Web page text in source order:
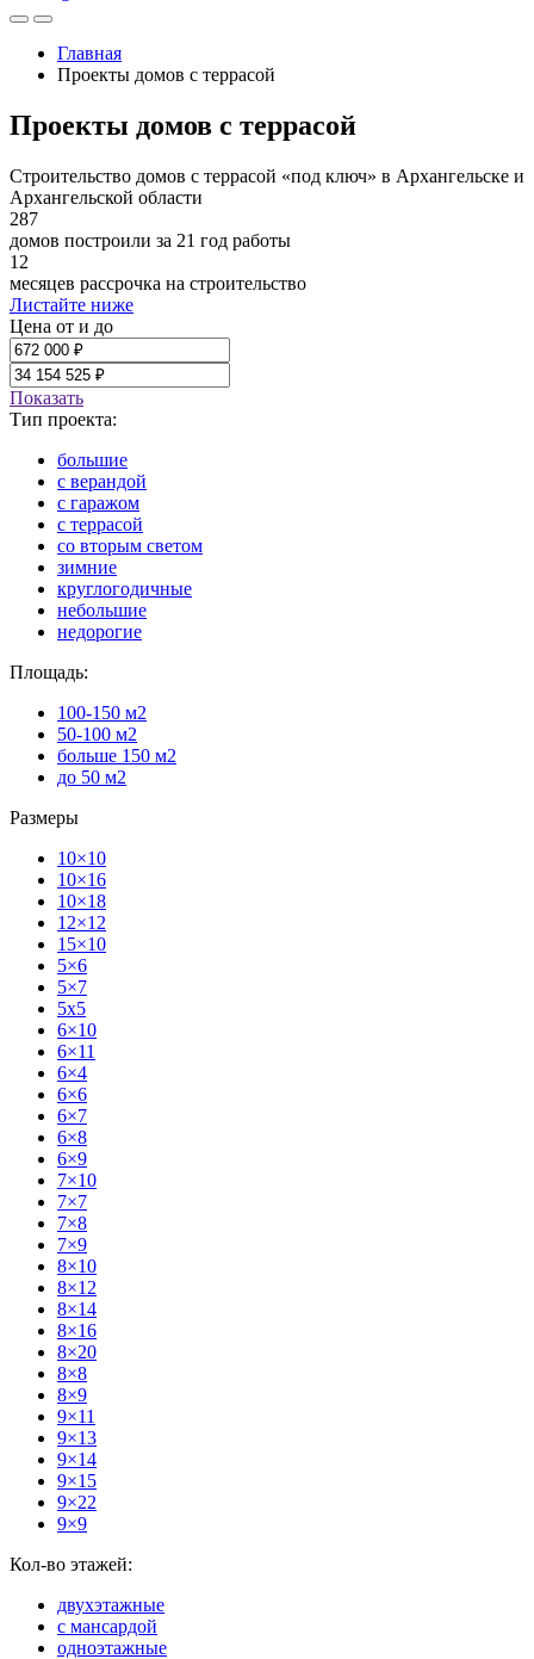
Главная
Проекты домов с террасой
Проекты домов с террасой
Строительство домов с террасой «под ключ» в Архангельске и
Архангельской области
287
домов построили за 21 год работы
12
месяцев рассрочка на строительство
Листайте ниже
Цена от и до
Показать
Тип проекта:
большие
с верандой
с гаражом
с террасой
со вторым светом
зимние
круглогодичные
небольшие
недорогие
Площадь:
100-150 м2
50-100 м2
больше 150 м2
до 50 м2
Размеры
10×10
10×16
10×18
12×12
15×10
5×6
5×7
5x5
6×10
6×11
6×4
6×6
6×7
6×8
6×9
7×10
7×7
7×8
7×9
8×10
8×12
8×14
8×16
8×20
8×8
8×9
9×11
9×13
9×14
9×15
9×22
9×9
Кол-во этажей:
двухэтажные
с мансардой
одноэтажные